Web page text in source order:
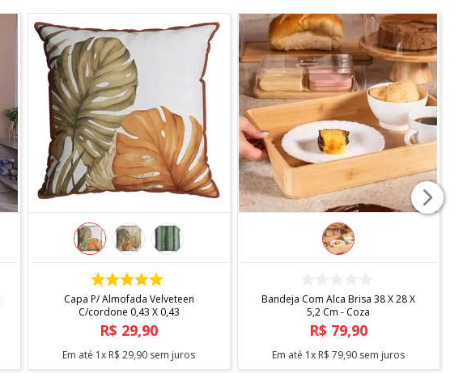
COMPRAR
Capa P/ Almofada Velveteen
C/cordone 0,43 X 0,43
R$ 29,90
Em até 1x R$ 29,90 sem juros
Bandeja Com Alca Brisa 38 X 28 X
5,2 Cm - Coza
R$ 79,90
Em até 1x R$ 79,90 sem juros